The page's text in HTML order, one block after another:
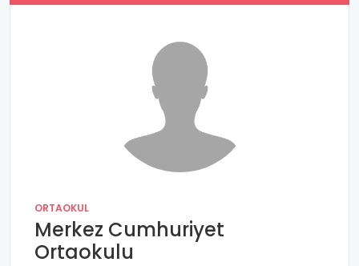
ORTAOKUL
Merkez Cumhuriyet
Ortaokulu